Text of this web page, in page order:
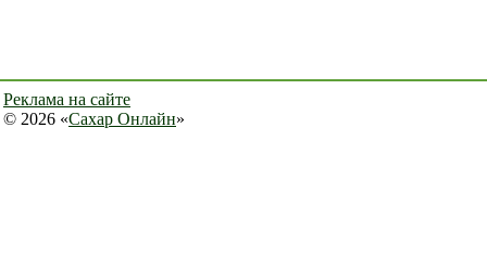
Реклама на сайте
© 2026 «Сахар Онлайн»